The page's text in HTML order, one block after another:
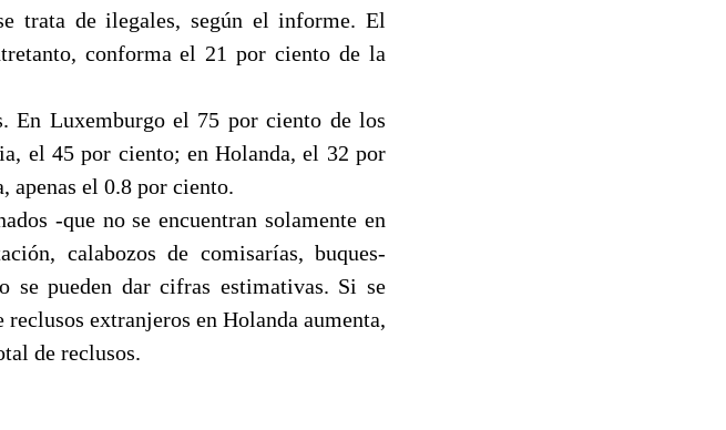
trata de ilegales, según el informe. El
conforma el 21 por ciento de la
En Luxemburgo el 75 por ciento de los
el 45 por ciento; en Holanda, el 32 por
apenas el 0.8 por ciento.
-que no se encuentran solamente en
calabozos de comisarías, buques-
se pueden dar cifras estimativas. Si se
extranjeros en Holanda aumenta,
de reclusos.